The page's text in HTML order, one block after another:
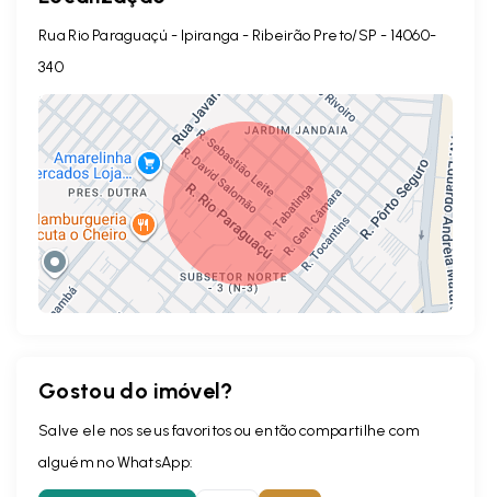
Rua Rio Paraguaçú - Ipiranga - Ribeirão Preto/SP - 14060-
340
Gostou do imóvel?
Salve ele nos seus favoritos ou então compartilhe com
alguém no WhatsApp: